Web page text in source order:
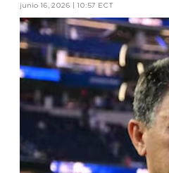
junio 16, 2026 | 10:57 ECT